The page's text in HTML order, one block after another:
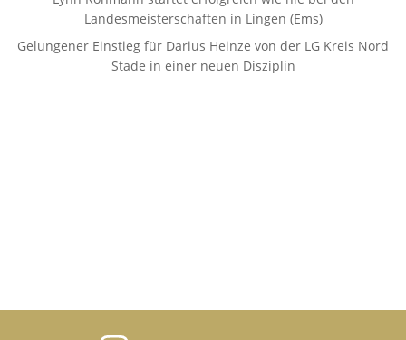
Landesmeisterschaften in Lingen (Ems)
Gelungener Einstieg für Darius Heinze von der LG Kreis Nord
Stade in einer neuen Disziplin